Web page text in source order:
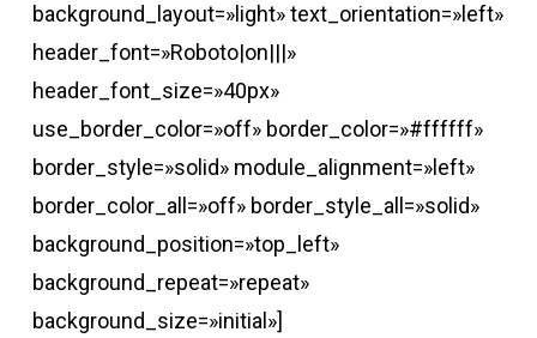
background_layout=»light» text_orientation=»left»
header_font=»Roboto|on|||»
header_font_size=»40px»
use_border_color=»off» border_color=»#ffffff»
border_style=»solid» module_alignment=»left»
border_color_all=»off» border_style_all=»solid»
background_position=»top_left»
background_repeat=»repeat»
background_size=»initial»]